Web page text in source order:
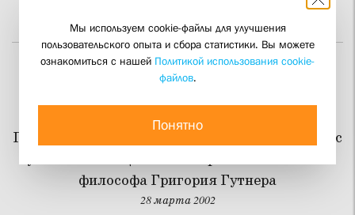
Антропология Христа
Передача Александра Гордона на канале НТВ с
участием священника Георгия Кочеткова и
философа Григория Гутнера
28 марта 2002
Мы используем cookie-файлы для улучшения
пользовательского опыта и сбора статистики. Вы можете
ознакомиться с нашей Политикой использования cookie-
файлов.
Понятно